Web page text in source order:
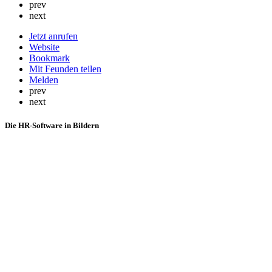
prev
next
Jetzt anrufen
Website
Bookmark
Mit Feunden teilen
Melden
prev
next
Die HR-Software in Bildern